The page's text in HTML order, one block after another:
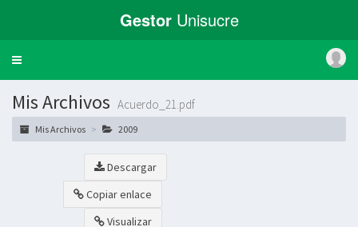
Gestor Unisucre
Toggle
Mis Archivos Acuerdo_21.pdf
Mis Archivos 2009
Descargar
Copiar enlace
Visualizar